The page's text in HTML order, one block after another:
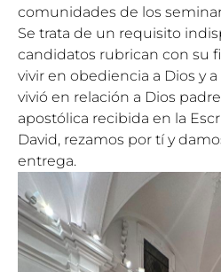
comunidades de los
Se trata de un requisito
candidatos rubrican con su
vivir en obediencia a Dios y
vivió en relación a Dios
apostólica recibida en la
David, rezamos por tí y
entrega.